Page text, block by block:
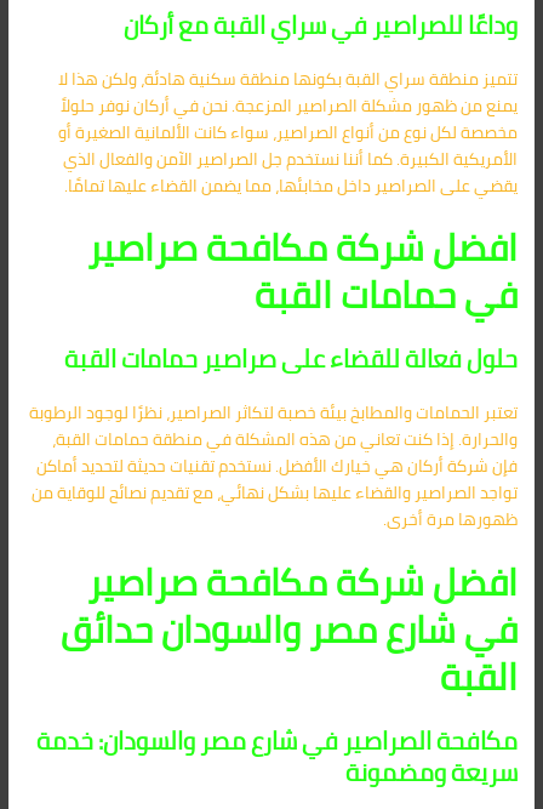
وداعًا للصراصير في سراي القبة مع أركان
تتميز منطقة سراي القبة بكونها منطقة سكنية هادئة، ولكن هذا لا
يمنع من ظهور مشكلة الصراصير المزعجة. نحن في أركان نوفر حلولاً
مخصصة لكل نوع من أنواع الصراصير، سواء كانت الألمانية الصغيرة أو
الأمريكية الكبيرة. كما أننا نستخدم جل الصراصير الآمن والفعال الذي
يقضي على الصراصير داخل مخابئها، مما يضمن القضاء عليها تمامًا.
افضل شركة مكافحة صراصير
في حمامات القبة
حلول فعالة للقضاء على صراصير حمامات القبة
تعتبر الحمامات والمطابخ بيئة خصبة لتكاثر الصراصير، نظرًا لوجود الرطوبة
والحرارة. إذا كنت تعاني من هذه المشكلة في منطقة حمامات القبة،
فإن شركة أركان هي خيارك الأفضل. نستخدم تقنيات حديثة لتحديد أماكن
تواجد الصراصير والقضاء عليها بشكل نهائي، مع تقديم نصائح للوقاية من
ظهورها مرة أخرى.
افضل شركة مكافحة صراصير
في شارع مصر والسودان حدائق
القبة
مكافحة الصراصير في شارع مصر والسودان: خدمة
سريعة ومضمونة